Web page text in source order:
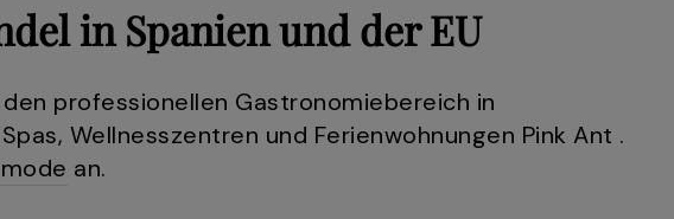
in Spanien und der EU
professionellen Gastronomiebereich in
Wellnesszentren und Ferienwohnungen Pink Ant .
an.